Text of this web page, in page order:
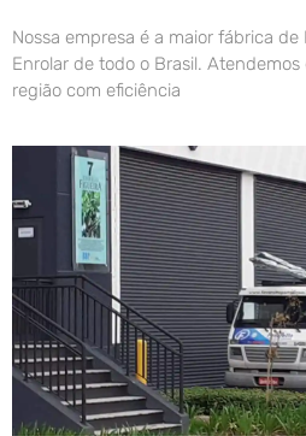
Nossa empresa é a maior fábrica
Enrolar de todo o Brasil. Atendemos
região com eficiência